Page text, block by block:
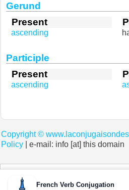
cookies.
Learn more
French Verb Conjugation
Gerund
Present
ascending
Participle
Present
ascending
Copyright ©
Policy | e-mail: info [at] this domain